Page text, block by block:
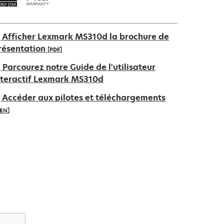
Afficher Lexmark MS310d la brochure de
[PDF]
Parcourez notre Guide de l'utilisateur
Lexmark MS310d
Accéder aux pilotes et téléchargements